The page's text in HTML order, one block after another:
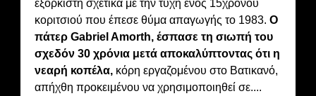
εξορκιστή σχετικά με την τύχη ενός 15χρονου
κοριτσιού που έπεσε θύμα απαγωγής το 1983. Ο
πάτερ Gabriel Amorth, έσπασε τη σιωπή του
σχεδόν 30 χρόνια μετά αποκαλύπτοντας ότι η
νεαρή κοπέλα, κόρη εργαζομένου στο Βατικανό,
απήχθη προκειμένου να χρησιμοποιηθεί σε....